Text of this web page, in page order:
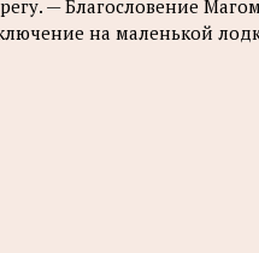
— Благословение
на маленькой